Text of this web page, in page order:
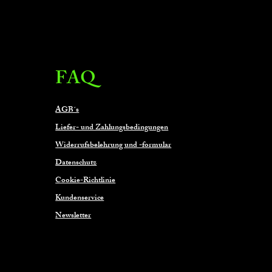
FAQ
AGB´s
Liefer- und Zahlungsbedingungen
Widerrufsbelehrung und -formular
Datenschutz
Cookie-Richtlinie
Kundenservice
Newsletter